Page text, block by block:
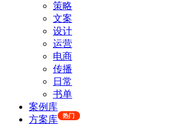
策略
文案
设计
运营
电商
传播
日常
书单
案例库
方案库
热门